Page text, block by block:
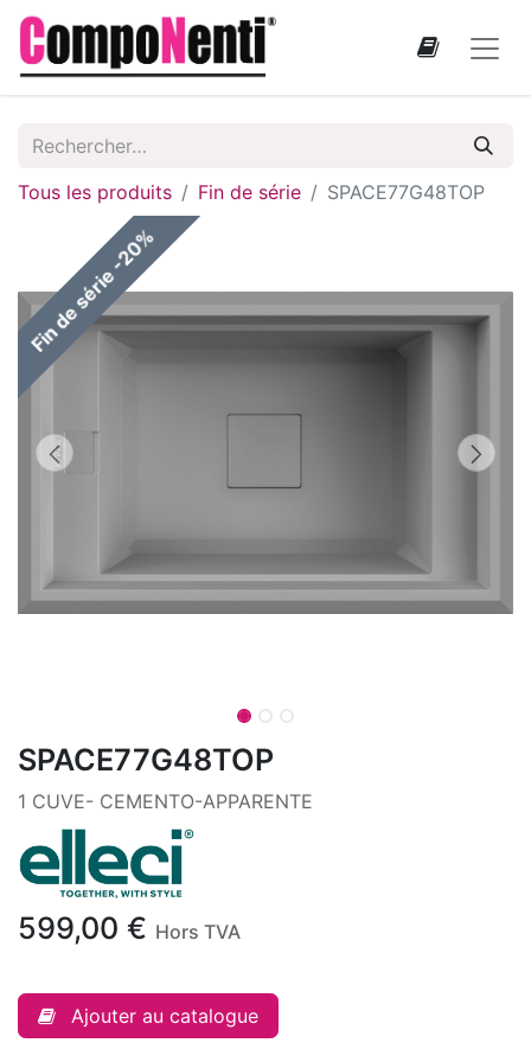
Tous les produits Fin de série SPACE77G48TOP
Fin de série -20%
SPACE77G48TOP
1 CUVE- CEMENTO-APPARENTE
599,00 € Hors TVA
Ajouter au catalogue